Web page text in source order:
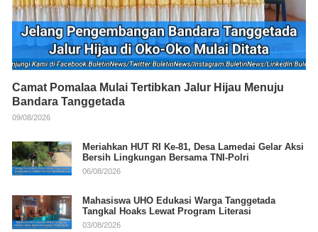
Camat Pomalaa Mulai Tertibkan Jalur Hijau Menuju
Bandara Tanggetada
09/08/2026
Meriahkan HUT RI Ke-81, Desa Lamedai Gelar Aksi
Bersih Lingkungan Bersama TNI-Polri
06/08/2026
Mahasiswa UHO Edukasi Warga Tanggetada
Tangkal Hoaks Lewat Program Literasi
03/08/2026